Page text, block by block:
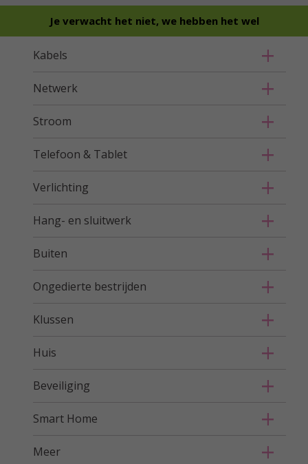
Je verwacht het niet, we hebben het wel
Kabels
Netwerk
Stroom
Telefoon & Tablet
Verlichting
Hang- en sluitwerk
Buiten
Ongedierte bestrijden
Klussen
Huis
Beveiliging
Smart Home
Meer